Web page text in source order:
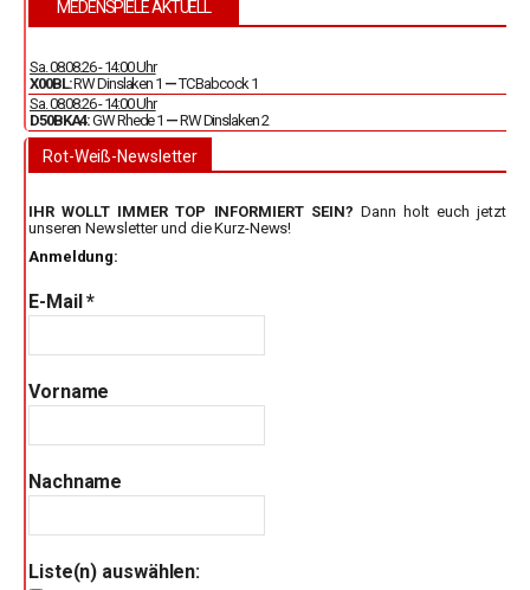
MEDENSPIELE AKTUELL
Sa. 08.08.26 - 14:00 Uhr
X00BL:RW Dinslaken 1 —TC Babcock 1
Sa. 08.08.26 - 14:00 Uhr
D50BKA4:GW Rhede 1 —RW Dinslaken 2
Rot-Weiß-Newsletter
IHR WOLLT IMMER TOP INFORMIERT SEIN? Dann holt euch jetzt
unseren Newsletter und die Kurz-News!
Anmeldung:
E-Mail*
Vorname
Nachname
Liste(n) auswählen: